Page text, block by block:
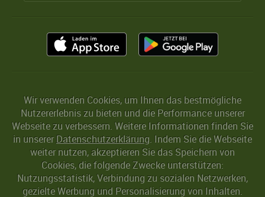
Wir verwenden Cookies, um Ihnen das bestmögliche
Nutzererlebnis zu bieten und die Performance unserer
Webseite zu verbessern. Weitere Informationen finden Sie
in unserer Datenschutzerklärung. Indem Sie die Webseite
weiter nutzen, akzeptieren Sie das Speichern von
Cookies, die folgende Zwecke unterstützen:
Nutzungsstatistik, Verbindung zu sozialen Netzwerken,
gezielte Werbung und Personalisierung von Inhalten.